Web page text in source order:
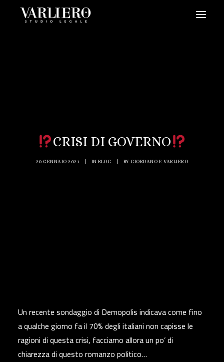
CRISI DI GOVERNO
20 GENNAIO 2021 INBLOG BY GIORDANO F. VARLIERO
Un recente sondaggio di Demopolis indicava come fino
a qualche giorno fa il 70% degli italiani non capisse le
ragioni di questa crisi, facciamo allora un po’ di
chiarezza di questo romanzo politico…